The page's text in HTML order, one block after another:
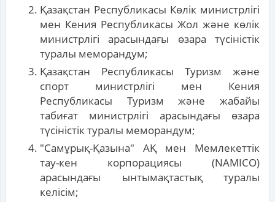
Қазақстан Республикасы Көлік министрлігі
мен Кения Республикасы Жол және көлік
министрлігі арасындағы өзара түсіністік
туралы меморандум;
Қазақстан Республикасы Туризм және
спорт министрлігі мен Кения
Республикасы Туризм және жабайы
табиғат министрлігі арасындағы өзара
түсіністік туралы меморандум;
"Самұрық-Қазына" АҚ мен Мемлекеттік
тау-кен корпорациясы (NAMICO)
арасындағы ынтымақтастық туралы
келісім;